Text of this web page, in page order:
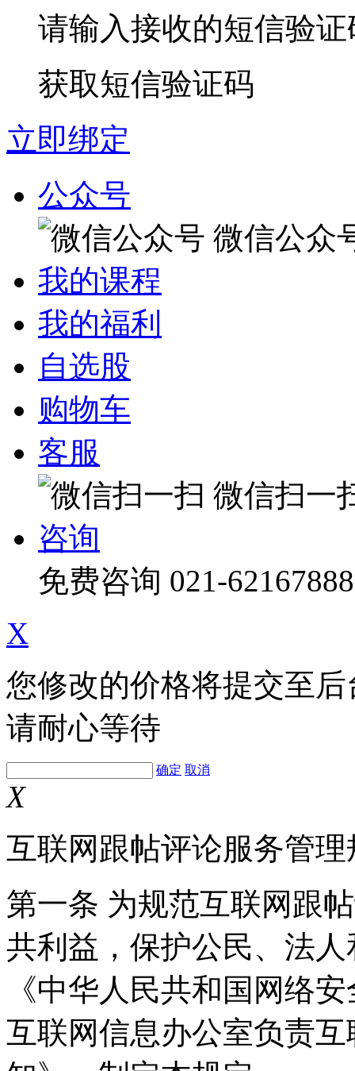
请输入接收的短信验证
获取短信验证码
立即绑定
公众号
微信公众
我的课程
我的福利
自选股
购物车
客服
微信扫一
咨询
免费咨询 021-62167888
X
您修改的价格将提交至
请耐心等待
确定 取消
X
互联网跟帖评论服务管理
第一条 为规范互联网跟
共利益，保护公民、法
《中华人民共和国网络
互联网信息办公室负责